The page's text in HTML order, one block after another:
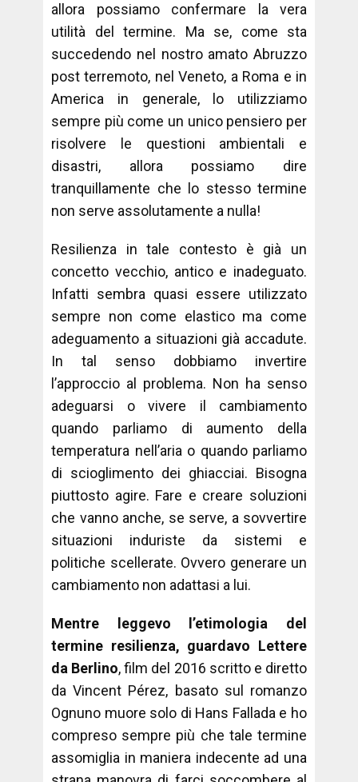
allora possiamo confermare la vera
utilità del termine. Ma se, come sta
succedendo nel nostro amato Abruzzo
post terremoto, nel Veneto, a Roma e in
America in generale, lo utilizziamo
sempre più come un unico pensiero per
risolvere le questioni ambientali e
disastri, allora possiamo dire
tranquillamente che lo stesso termine
non serve assolutamente a nulla!
Resilienza in tale contesto è già un
concetto vecchio, antico e inadeguato.
Infatti sembra quasi essere utilizzato
sempre non come elastico ma come
adeguamento a situazioni già accadute.
In tal senso dobbiamo invertire
l’approccio al problema. Non ha senso
adeguarsi o vivere il cambiamento
quando parliamo di aumento della
temperatura nell’aria o quando parliamo
di scioglimento dei ghiacciai. Bisogna
piuttosto agire. Fare e creare soluzioni
che vanno anche, se serve, a sovvertire
situazioni induriste da sistemi e
politiche scellerate. Ovvero generare un
cambiamento non adattasi a lui.
Mentre leggevo l’etimologia del
termine resilienza, guardavo Lettere
da Berlino, film del 2016 scritto e diretto
da Vincent Pérez, basato sul romanzo
Ognuno muore solo di Hans Fallada e ho
compreso sempre più che tale termine
assomiglia in maniera indecente ad una